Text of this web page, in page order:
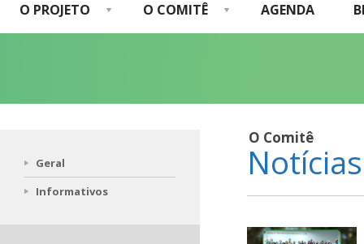
O PROJETO O COMITÊ AGENDA
Geral
Informativos
O Comitê
Notícias